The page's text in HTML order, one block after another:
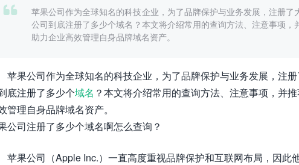

苹果公司作为全球知名的科技企业，为了品牌保护与业务发展，注册
公司到底注册了多少个域名？本文将介绍常用的查询方法、注意事项，
助力企业高效管理自身品牌域名资产。
苹果公司作为全球知名的科技企业，为了品牌保护与业务发展，注
底注册了多少个域名 ？本文将介绍常用的查询方法、注意事项，并
管理自身品牌域名资产。
公司注册了多少个域名啊怎么查询？
苹果公司（Apple Inc.）一直高度重视品牌保护和互联网布局，因此